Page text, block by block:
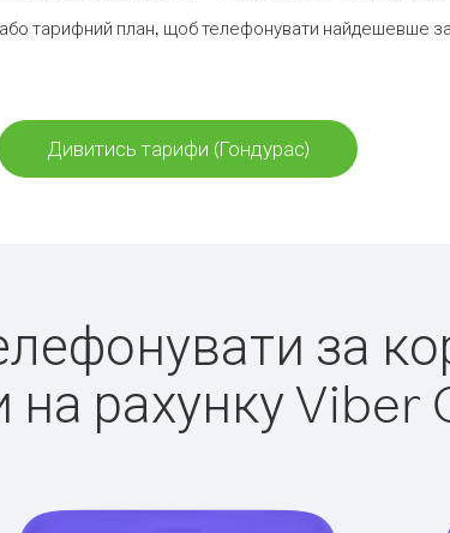
тарифний план, щоб телефонувати найдешевше
Дивитись тарифи (Гондурас)
за
рахунку Viber